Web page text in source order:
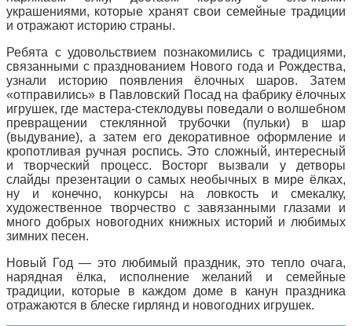
украшениями, которые хранят свои семейные традиции
и отражают историю страны.
Ребята с удовольствием познакомились с традициями,
связанными с празднованием Нового года и Рождества,
узнали историю появления ёлочных шаров. Затем
«отправились» в Павловский Посад на фабрику ёлочных
игрушек, где мастера-стеклодувы поведали о волшебном
превращении стеклянной трубочки (пульки) в шар
(выдувание), а затем его декоративное оформление и
кропотливая ручная роспись. Это сложный, интересный
и творческий процесс. Восторг вызвали у детворы
слайды презентации о самых необычных в мире ёлках,
ну и конечно, конкурсы на ловкость и смекалку,
художественное творчество с завязанными глазами и
много добрых новогодних книжных историй и любимых
зимних песен.
Новый Год — это любимый праздник, это тепло очага,
нарядная ёлка, исполнение желаний и семейные
традиции, которые в каждом доме в канун праздника
отражаются в блеске гирлянд и новогодних игрушек.